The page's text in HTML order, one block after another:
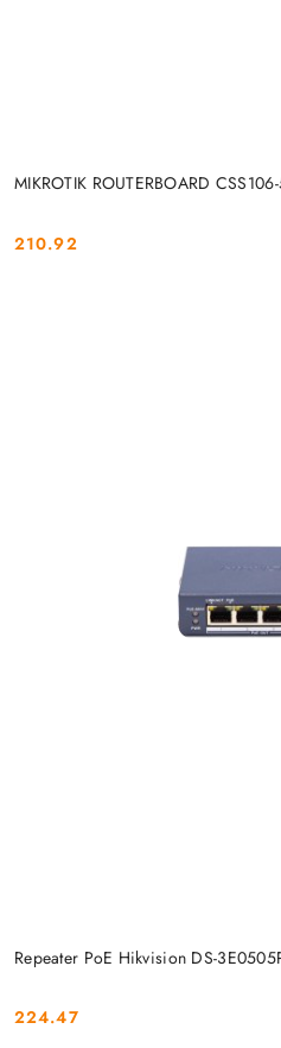
MIKROTIK ROUTERBOARD
Cena:
210.92
Repeater PoE Hikvision DS-
Cena:
224.47